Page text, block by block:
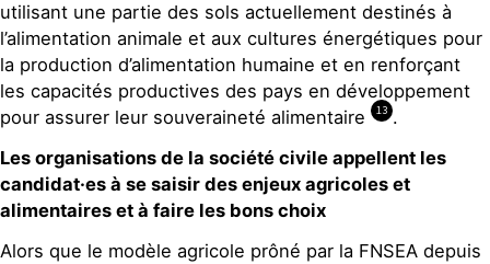
utilisant une partie des sols actuellement destinés à
l’alimentation animale et aux cultures énergétiques pour
la production d’alimentation humaine et en renforçant
les capacités productives des pays en développement
pour assurer leur souveraineté alimentaire
13 .
Les organisations de la société civile appellent les
candidat·es à se saisir des enjeux agricoles et
alimentaires et à faire les bons choix
Alors que le modèle agricole prôné par la FNSEA depuis